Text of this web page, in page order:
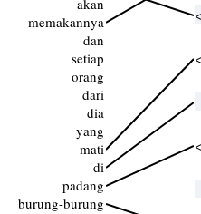
akan
memakannya
dan
setiap
orang
dari
dia
yang
mati
di
padang
burung-burung